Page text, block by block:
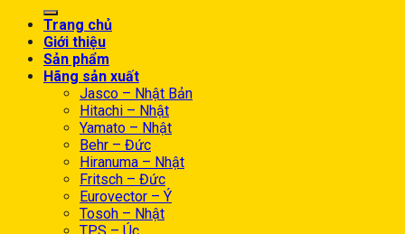
Trang chủ
Giới thiệu
Sản phẩm
Hãng sản xuất
Jasco – Nhật Bản
Hitachi – Nhật
Yamato – Nhật
Behr – Đức
Hiranuma – Nhật
Fritsch – Đức
Eurovector – Ý
Tosoh – Nhật